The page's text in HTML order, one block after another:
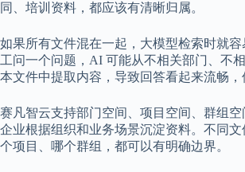
同、培训资料，都应该有清晰归属。
如果所有文件混在一起，大模型检索时就
工问一个问题，AI 可能从不相关部门、不
本文件中提取内容，导致回答看起来流畅，
赛凡智云支持部门空间、项目空间、群组
企业根据组织和业务场景沉淀资料。不同
个项目、哪个群组，都可以有明确边界。